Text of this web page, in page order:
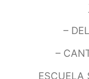
–
–
ESCUELA